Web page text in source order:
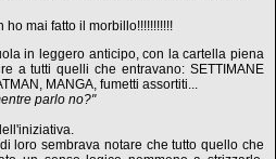
ho mai fatto il morbillo!!!!!!!!!!!
in leggero anticipo, con la cartella piena
a tutti quelli che entravano: SETTIMANE
MANGA, fumetti assortiti...
parlo no?"
loro sembrava notare che tutto quello che